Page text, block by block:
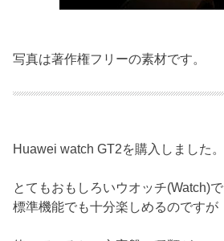
写真は著作権フリーの素材です。
Huawei watch GT2を購入しました。
とてもおもしろいウオッチ(Watch)で
標準機能でも十分楽しめるのですが